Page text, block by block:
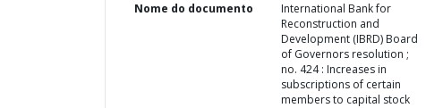
Nome do documento
International Bank for
Reconstruction and
Development (IBRD) Board
of Governors resolution ;
no. 424 : Increases in
subscriptions of certain
members to capital stock